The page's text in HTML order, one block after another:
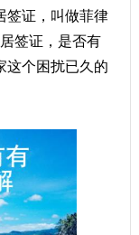
签证，叫做菲律
签证，是否有
这个困扰已久的